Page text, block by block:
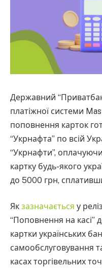
Державний
платіжної системи
поповнення карток
“Укрнафта” по всій
“Укрнафти”,
картку будь-якого
до 5000 грн,
Як зазначається у
“Поповнення на касі”
картки українських
самообслуговування
касах торгівельних